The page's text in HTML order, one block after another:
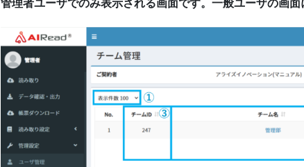
管理者ユーザでのみ表示される画面です。一般ユーザの画面